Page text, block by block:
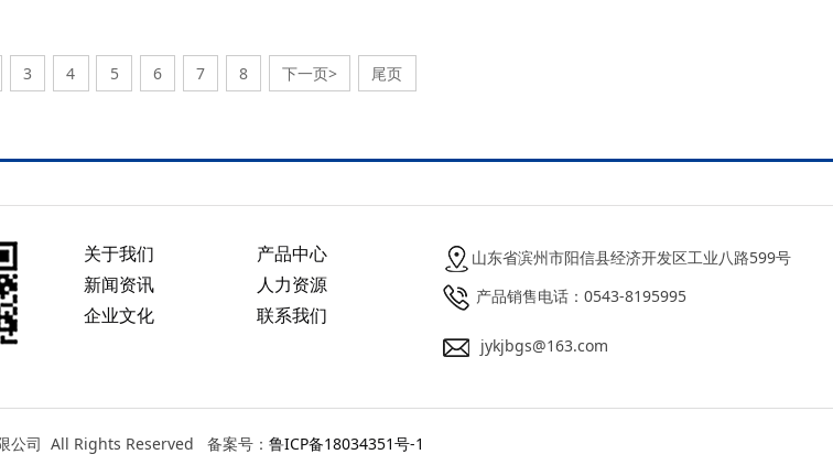
3 4 5 6 7 8 下一页> 尾页
关于我们
新闻资讯
企业文化
产品中心
人力资源
联系我们
山东省滨州市阳信县经济开发区工业八路599号
产品销售电话：0543-8195995
jykjbgs@163.com
公司 All Rights Reserved 备案号： 鲁ICP备18034351号-1